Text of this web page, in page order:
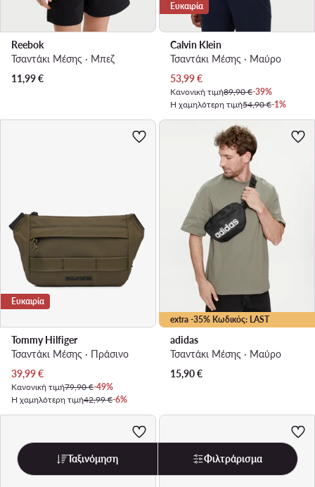
Reebok
Τσαντάκι Μέσης · Μπεζ
11,99€
Ευκαιρία
Calvin Klein
Τσαντάκι Μέσης · Μαύρο
Τρέχουσα τιμή
53,99€
Κανονική τιμή89,90 €-39%
Η χαμηλότερη τιμή54,90 €-1%
Ευκαιρία
Tommy Hilfiger
Τσαντάκι Μέσης · Πράσινο
Τρέχουσα τιμή
39,99€
Κανονική τιμή79,90 €-49%
Η χαμηλότερη τιμή42,99 €-6%
extra -35% Κωδικός: LAST
adidas
Τσαντάκι Μέσης · Μαύρο
15,90€
Ταξινόμηση Φιλτράρισμα